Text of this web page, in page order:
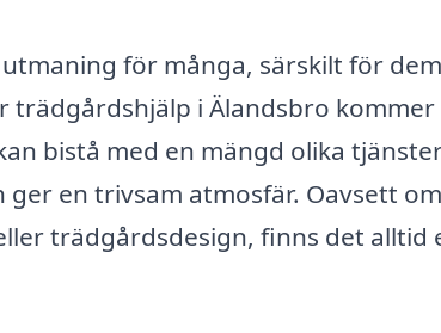
för många, särskilt för
i Älandsbro kommer
bistå med en mängd olika
en trivsam atmosfär. Oavsett
trädgårdsdesign, finns det alltid